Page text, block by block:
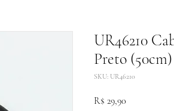
UR46210
Preto (50cm)
SKU: UR46210
R$ 29,90